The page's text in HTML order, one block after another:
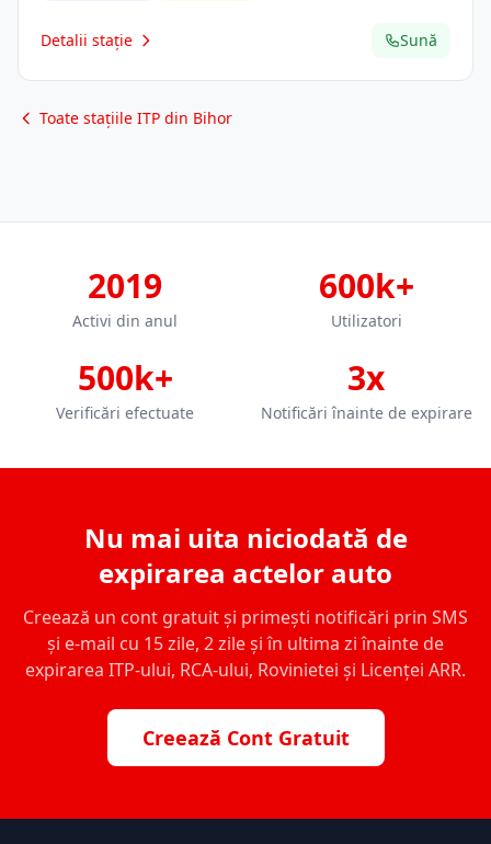
Detalii stație Sună
Toate stațiile ITP din Bihor
2019
Activi din anul
600k+
Utilizatori
500k+
Verificări efectuate
3x
Notificări înainte de expirare
Nu mai uita niciodată de
expirarea actelor auto
Creează un cont gratuit și primești notificări prin SMS
și e-mail cu 15 zile, 2 zile și în ultima zi înainte de
expirarea ITP-ului, RCA-ului, Rovinietei și Licenței ARR.
Creează Cont Gratuit